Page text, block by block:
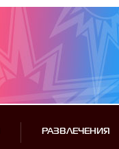
РАЗВЛЕЧЕНИЯ